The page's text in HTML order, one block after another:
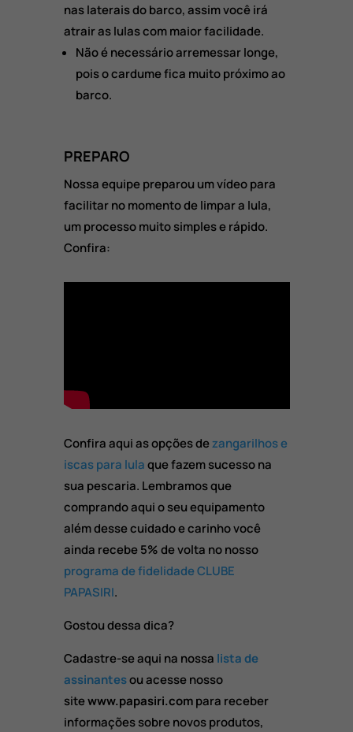
nas laterais do barco, assim você irá
atrair as lulas com maior facilidade.
Não é necessário arremessar longe,
pois o cardume fica muito próximo ao
barco.
PREPARO
Nossa equipe preparou um vídeo para
facilitar no momento de limpar a lula,
um processo muito simples e rápido.
Confira:
Confira aqui as opções dezangarilhos e
iscas para lulaque fazem sucesso na
sua pescaria. Lembramos que
comprando aqui o seu equipamento
além desse cuidado e carinho você
ainda recebe 5% de volta no nosso
programa de fidelidade CLUBE
PAPASIRI.
Gostou dessa dica?
Cadastre-se aqui na nossa lista de
assinantesou acesse nosso
sitewww.papasiri.compara receber
informações sobre novos produtos,